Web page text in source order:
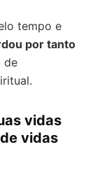
tempo e
por tanto
de
vidas
vidas